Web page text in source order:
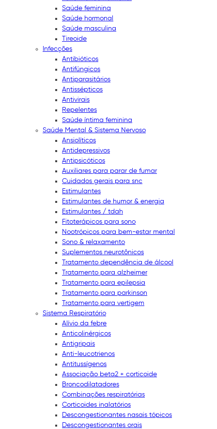
Saúde feminina
Saúde hormonal
Saúde masculina
Tireoide
Infecções
Antibióticos
Antifúngicos
Antiparasitários
Antissépticos
Antivirais
Repelentes
Saúde íntima feminina
Saúde Mental & Sistema Nervoso
Ansiolíticos
Antidepressivos
Antipsicóticos
Auxiliares para parar de fumar
Cuidados gerais para snc
Estimulantes
Estimulantes de humor & energia
Estimulantes / tdah
Fitoterápicos para sono
Nootrópicos para bem-estar mental
Sono & relaxamento
Suplementos neurotônicos
Tratamento dependência de álcool
Tratamento para alzheimer
Tratamento para epilepsia
Tratamento para parkinson
Tratamento para vertigem
Sistema Respiratório
Alívio da febre
Anticolinérgicos
Antigripais
Anti-leucotrienos
Antitussígenos
Associação beta2 + corticoide
Broncodilatadores
Combinações respiratórias
Corticoides inalatórios
Descongestionantes nasais tópicos
Descongestionantes orais